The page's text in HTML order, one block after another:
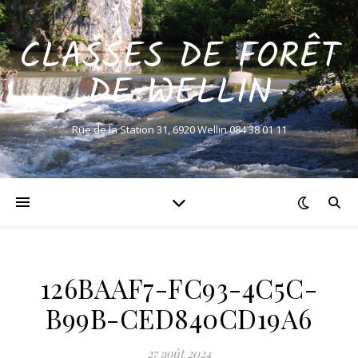
CLASSES DE FORÊT
DE WELLIN
Rue de la Station 31, 6920 Wellin 084 38 01 11
126BAAF7-FC93-4C5C-
B99B-CED840CD19A6
27 août 2024